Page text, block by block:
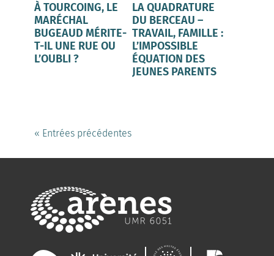
À TOURCOING, LE
MARÉCHAL
BUGEAUD MÉRITE-
T-IL UNE RUE OU
L’OUBLI ?
LA QUADRATURE
DU BERCEAU –
TRAVAIL, FAMILLE :
L’IMPOSSIBLE
ÉQUATION DES
JEUNES PARENTS
« Entrées précédentes